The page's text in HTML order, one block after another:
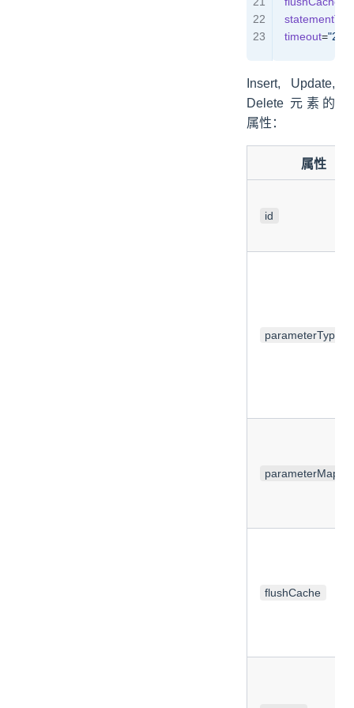
  timeout
="20"
Insert, Update,
Delete 元素的
属性：
属性
id
parameterType
parameterMap
flushCache